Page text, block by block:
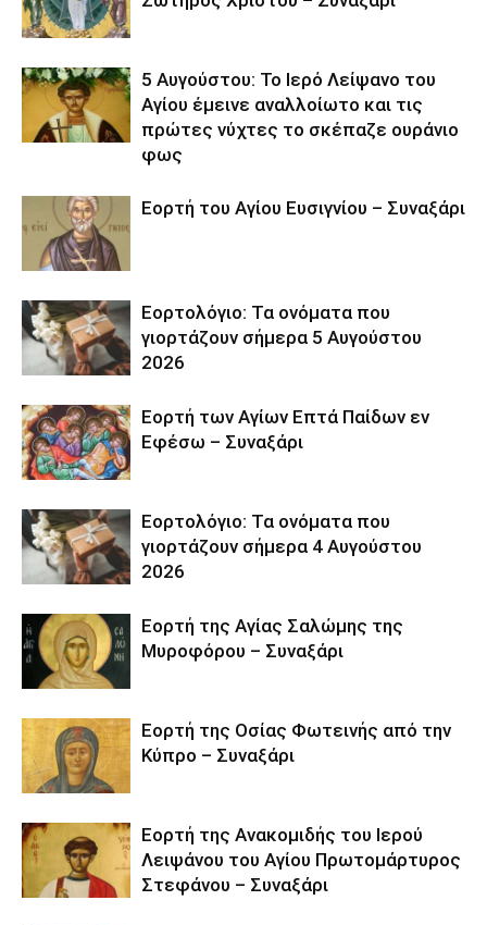
5 Αυγούστου: Το Ιερό Λείψανο του
Αγίου έμεινε αναλλοίωτο και τις
πρώτες νύχτες το σκέπαζε ουράνιο
φως
Εορτή του Αγίου Ευσιγνίου – Συναξάρι
Εορτολόγιο: Τα ονόματα που
γιορτάζουν σήμερα 5 Αυγούστου
2026
Εορτή των Αγίων Επτά Παίδων εν
Εφέσω – Συναξάρι
Εορτολόγιο: Τα ονόματα που
γιορτάζουν σήμερα 4 Αυγούστου
2026
Εορτή της Αγίας Σαλώμης της
Μυροφόρου – Συναξάρι
Εορτή της Οσίας Φωτεινής από την
Κύπρο – Συναξάρι
Εορτή της Ανακομιδής του Ιερού
Λειψάνου του Αγίου Πρωτομάρτυρος
Στεφάνου – Συναξάρι